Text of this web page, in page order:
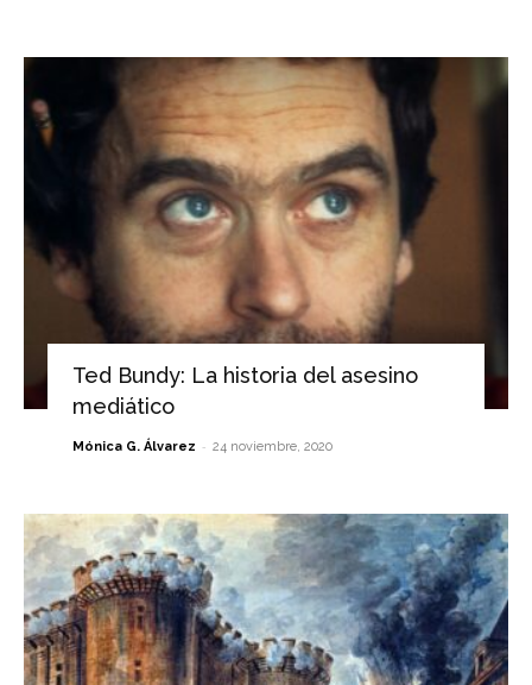
Ted Bundy: La historia del asesino
mediático
Mónica G. Álvarez - 24 noviembre, 2020